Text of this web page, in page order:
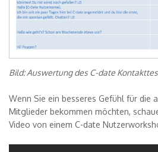
Bild: Auswertung des C-date
Wenn Sie ein besseres Gefühl für die
Mitglieder bekommen möchten,
Video von einem C-date